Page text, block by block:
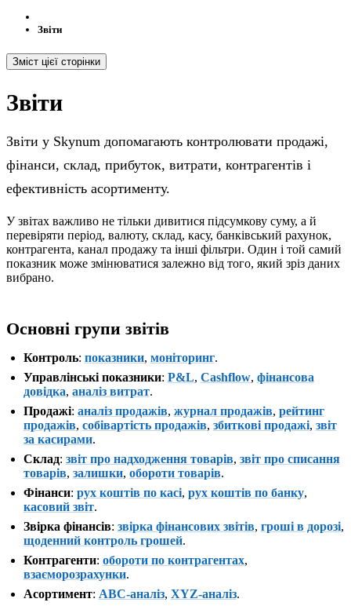
Звіти
Зміст цієї сторінки
Звіти
Звіти у Skynum допомагають контролювати продажі,
фінанси, склад, прибуток, витрати, контрагентів і
ефективність асортименту.
У звітах важливо не тільки дивитися підсумкову суму, а й
перевіряти період, валюту, склад, касу, банківський рахунок,
контрагента, канал продажу та інші фільтри. Один і той самий
показник може змінюватися залежно від того, який зріз даних
вибрано.
Основні групи звітів
Контроль: показники, моніторинг.
Управлінські показники: P&L, Cashflow, фінансова
довідка, аналіз витрат.
Продажі: аналіз продажів, журнал продажів, рейтинг
продажів, собівартість продажів, збиткові продажі, звіт
за касирами.
Склад: звіт про надходження товарів, звіт про списання
товарів, залишки, обороти товарів.
Фінанси: рух коштів по касі, рух коштів по банку,
касовий звіт.
Звірка фінансів: звірка фінансових звітів, гроші в дорозі,
щоденний контроль грошей.
Контрагенти: обороти по контрагентах,
взаєморозрахунки.
Асортимент: ABC-аналіз, XYZ-аналіз.